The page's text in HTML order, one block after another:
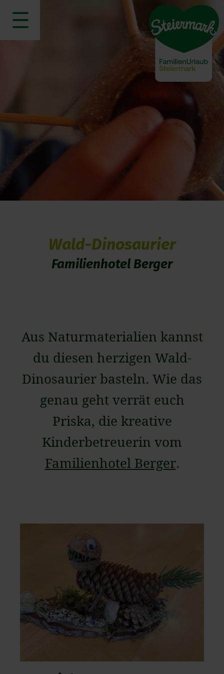
Wald-Dinosaurier
Familienhotel Berger
Aus Naturmaterialien kannst
du diesen herzigen Wald-
Dinosaurier basteln. Wie das
genau geht verrät euch
Priska, die kreative
Kinderbetreuerin vom
Familienhotel Berger.